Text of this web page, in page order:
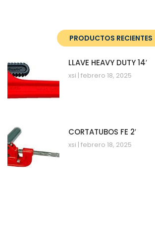
PRODUCTOS RECIENTES
LLAVE HEAVY DUTY 14′
xsi febrero 18, 2025
CORTATUBOS FE 2′
xsi febrero 18, 2025